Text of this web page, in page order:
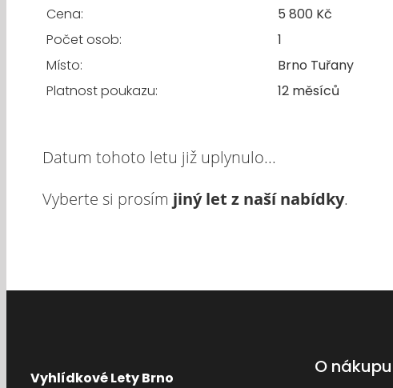
Cena:
5 800 Kč
Počet osob:
1
Místo:
Brno Tuřany
Platnost poukazu:
12 měsíců
Datum tohoto letu již uplynulo...
Vyberte si prosím jiný let z naší nabídky.
Vyhlídkové Lety Brno
O nákupu